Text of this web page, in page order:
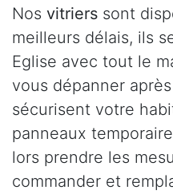
Nos vitriers sont
meilleurs délais, ils
Eglise avec tout le
vous dépanner
sécurisent votre
panneaux
lors prendre les
commander et